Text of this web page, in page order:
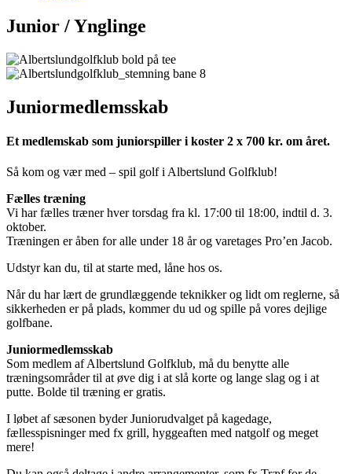
Junior / Ynglinge
Juniormedlemsskab
Et medlemskab som juniorspiller i koster 2 x 700 kr. om året.
Så kom og vær med – spil golf i Albertslund Golfklub!
Fælles træning
Vi har fælles træner hver torsdag fra kl. 17:00 til 18:00, indtil d. 3.
oktober.
Træningen er åben for alle under 18 år og varetages Pro’en Jacob.
Udstyr kan du, til at starte med, låne hos os.
Når du har lært de grundlæggende teknikker og lidt om reglerne, så
sikkerheden er på plads, kommer du ud og spille på vores dejlige
golfbane.
Juniormedlemsskab
Som medlem af Albertslund Golfklub, må du benytte alle
træningsområder til at øve dig i at slå korte og lange slag og i at
putte. Bolde til træning er gratis.
I løbet af sæsonen byder Juniorudvalget på kagedage,
fællesspisninger med fx grill, hyggeaften med natgolf og meget
mere!